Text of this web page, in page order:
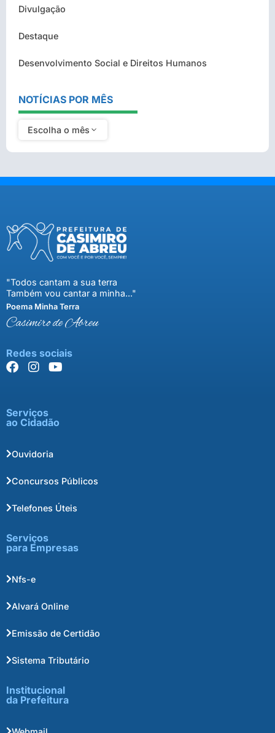
Divulgação
Destaque
Desenvolvimento Social e Direitos Humanos
NOTÍCIAS POR MÊS
Escolha o mês
"Todos cantam a sua terra
Também vou cantar a minha..."
Poema Minha Terra
Casimiro de Abreu
Redes sociais
Serviços
ao Cidadão
Ouvidoria
Concursos Públicos
Telefones Úteis
Serviços
para Empresas
Nfs-e
Alvará Online
Emissão de Certidão
Sistema Tributário
Institucional
da Prefeitura